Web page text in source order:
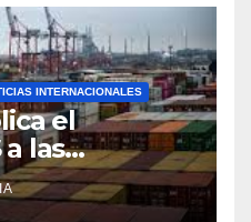
INTERNACIONALES
el
las
algunos